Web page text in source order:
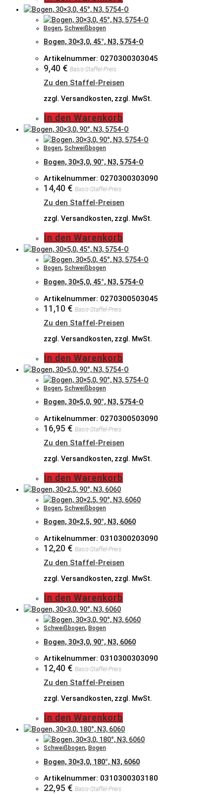
Bogen, Schweißbogen
Bogen, 30×3,0, 45°, N3, 5754-O
Artikelnummer: 0270300303045
9,40 € Basis-Staffel-Preis
Zu den Staffel-Preisen
zzgl. Versandkosten, zzgl. MwSt.
In den Warenkorb
Bogen, Schweißbogen
Bogen, 30×3,0, 90°, N3, 5754-O
Artikelnummer: 0270300303090
14,40 € Basis-Staffel-Preis
Zu den Staffel-Preisen
zzgl. Versandkosten, zzgl. MwSt.
In den Warenkorb
Bogen, Schweißbogen
Bogen, 30×5,0, 45°, N3, 5754-O
Artikelnummer: 0270300503045
11,10 € Basis-Staffel-Preis
Zu den Staffel-Preisen
zzgl. Versandkosten, zzgl. MwSt.
In den Warenkorb
Bogen, Schweißbogen
Bogen, 30×5,0, 90°, N3, 5754-O
Artikelnummer: 0270300503090
16,95 € Basis-Staffel-Preis
Zu den Staffel-Preisen
zzgl. Versandkosten, zzgl. MwSt.
In den Warenkorb
Bogen, Schweißbogen
Bogen, 30×2,5, 90°, N3, 6060
Artikelnummer: 0310300203090
12,20 € Basis-Staffel-Preis
Zu den Staffel-Preisen
zzgl. Versandkosten, zzgl. MwSt.
In den Warenkorb
Schweißbogen, Bogen
Bogen, 30×3,0, 90°, N3, 6060
Artikelnummer: 0310300303090
12,40 € Basis-Staffel-Preis
Zu den Staffel-Preisen
zzgl. Versandkosten, zzgl. MwSt.
In den Warenkorb
Schweißbogen, Bogen
Bogen, 30×3,0, 180°, N3, 6060
Artikelnummer: 0310300303180
22,95 € Basis-Staffel-Preis